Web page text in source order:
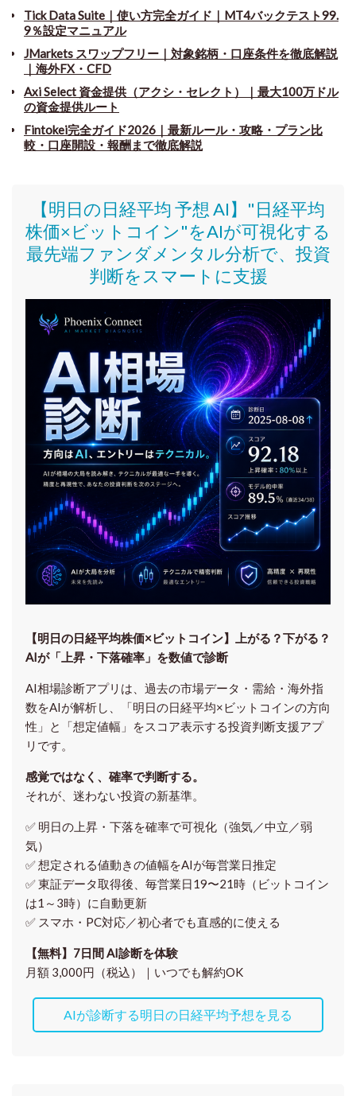
Tick Data Suite ｜ 使い方完全ガイド｜MT4バックテスト99.
9％設定マニュアル
JMarkets スワップフリー ｜ 対象銘柄・口座条件を徹底解説
｜海外FX・CFD
Axi Select 資金提供（アクシ・セレクト）｜最大100万ドル
の資金提供ルート
Fintokei完全ガイド2026｜最新ルール・攻略・プラン比
較・口座開設・報酬まで徹底解説
【明日の日経平均 予想 AI】"日経平均
株価×ビットコイン"をAIが可視化する
最先端ファンダメンタル分析で、投資
判断をスマートに支援
【明日の⽇経平均株価×ビットコイン】上がる？下がる？
AIが「上昇・下落確率」を数値で診断
AI相場診断アプリは、過去の市場データ・需給・海外指
数をAIが解析し、「明日の日経平均×ビットコインの方向
性」と「想定値幅」をスコア表示する投資判断支援アプ
リです。
感覚ではなく、確率で判断する。
それが、迷わない投資の新基準。
✅ 明日の上昇・下落を確率で可視化（強気／中立／弱
気）
✅ 想定される値動きの値幅をAIが毎営業日推定
✅ 東証データ取得後、 毎営業日19〜21時（ビットコイン
は1～3時）に自動更新
✅ スマホ・PC対応／初心者でも直感的に使える
【無料】7日間 AI診断を体験
月額 3,000円（税込）｜いつでも解約OK
AIが診断する明日の日経平均予想を見る